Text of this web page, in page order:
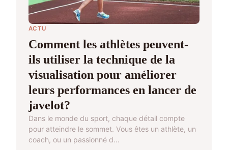
ACTU
Comment les athlètes peuvent-
ils utiliser la technique de la
visualisation pour améliorer
leurs performances en lancer de
javelot?
Dans le monde du sport, chaque détail compte
pour atteindre le sommet. Vous êtes un athlète, un
coach, ou un passionné d...